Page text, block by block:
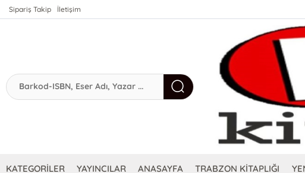
Sipariş Takip İletişim
KATEGORİLER YAYINCILAR ANASAYFA TRABZON KİTAPLIĞI